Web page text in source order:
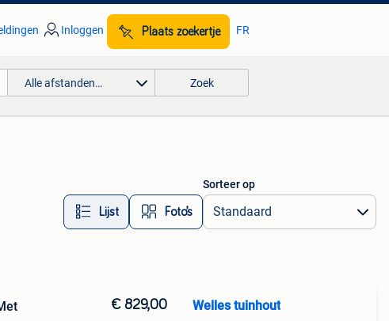
Inloggen Plaats zoekertje FR
Alle afstanden… Zoek
Lijst Foto’s
Sorteer op
€ 829,00 Welles tuinhout